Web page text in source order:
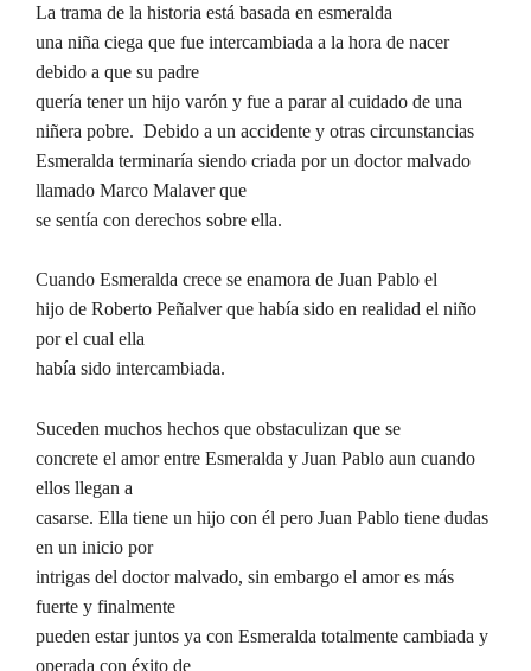
La trama de la historia está basada en esmeralda
una niña ciega que fue intercambiada a la hora de nacer
debido a que su padre
quería tener un hijo varón y fue a parar al cuidado de una
niñera pobre. Debido a un accidente y otras circunstancias
Esmeralda terminaría siendo criada por un doctor malvado
llamado Marco Malaver que
se sentía con derechos sobre ella.
Cuando Esmeralda crece se enamora de Juan Pablo el
hijo de Roberto Peñalver que había sido en realidad el niño
por el cual ella
había sido intercambiada.
Suceden muchos hechos que obstaculizan que se
concrete el amor entre Esmeralda y Juan Pablo aun cuando
ellos llegan a
casarse. Ella tiene un hijo con él pero Juan Pablo tiene dudas
en un inicio por
intrigas del doctor malvado, sin embargo el amor es más
fuerte y finalmente
pueden estar juntos ya con Esmeralda totalmente cambiada y
operada con éxito de